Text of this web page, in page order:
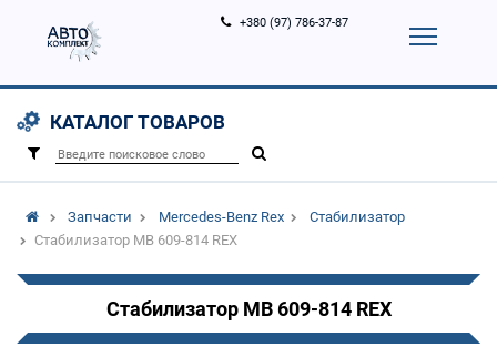
0)
Услуги
+380 (97) 786-37-87
КАТАЛОГ ТОВАРОВ
Запчасти Mercedes-Benz Rex
Стабилизатор
Стабилизатор MB 609-814 REX
Стабилизатор MB 609-814 REX